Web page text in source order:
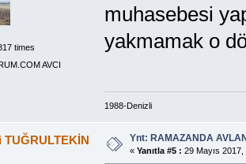
times
AVCI
muhasebesi
yakmamak o
1988-Denizli
TUĞRULTEKİN Ynt: RAMAZANDA
« Yanıtla #5 : 29 Mayıs